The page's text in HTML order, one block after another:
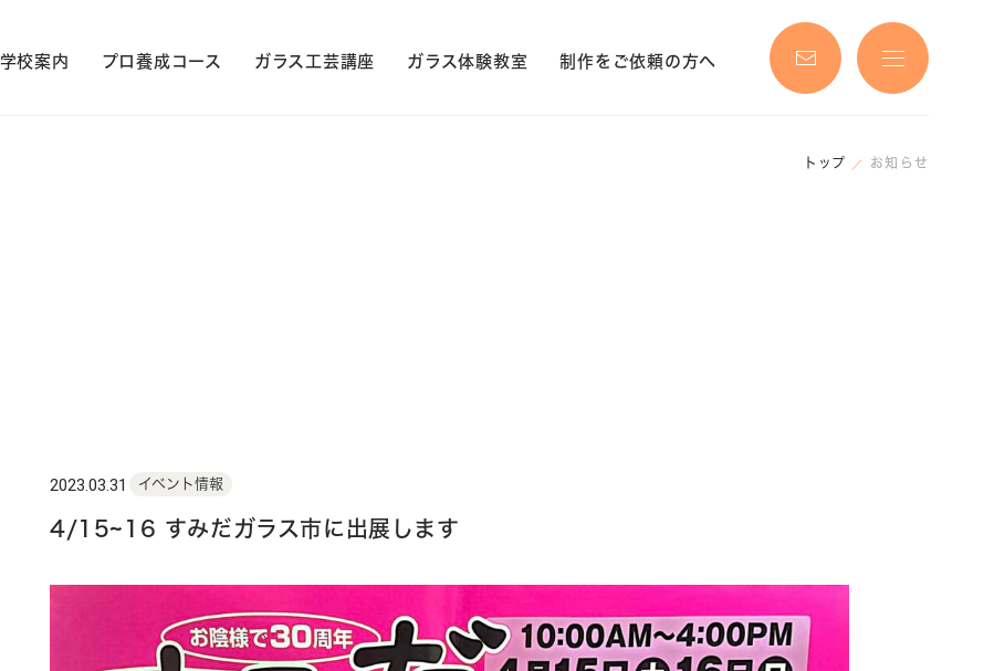
学校案内 プロ養成コース ガラス工芸講座 ガラス体験教室 制作をご依頼の方へ
トップ お知らせ
2023.03.31 イベント情報
4/15~16 すみだガラス市に出展します